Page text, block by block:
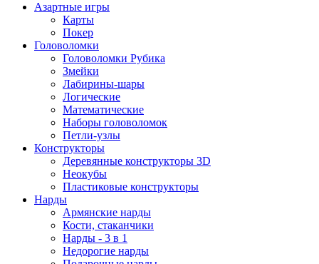
Азартные игры
Карты
Покер
Головоломки
Головоломки Рубика
Змейки
Лабирины-шары
Логические
Математические
Наборы головоломок
Петли-узлы
Конструкторы
Деревянные конструкторы 3D
Неокубы
Пластиковые конструкторы
Нарды
Армянские нарды
Кости, стаканчики
Нарды - 3 в 1
Недорогие нарды